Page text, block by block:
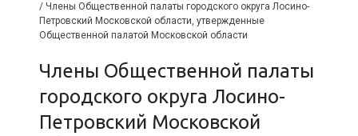
/ Члены Общественной палаты городского округа Лосино-
Петровский Московской области, утвержденные
Общественной палатой Московской области
Члены Общественной палаты
городского округа Лосино-
Петровский Московской